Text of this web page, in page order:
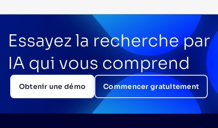
Essayez la recherche par
IA qui vous comprend
Obtenir une démo Commencer gratuitement